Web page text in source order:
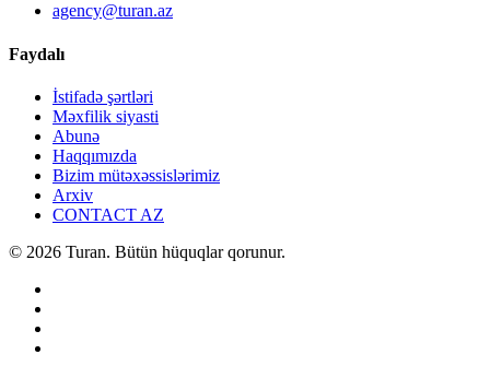
agency@turan.az
Faydalı
İstifadə şərtləri
Məxfilik siyasti
Abunə
Haqqımızda
Bizim mütəxəssislərimiz
Arxiv
CONTACT AZ
© 2026 Turan. Bütün hüquqlar qorunur.